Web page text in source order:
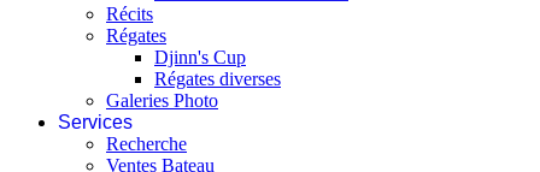
Récits
Régates
Djinn's Cup
Régates diverses
Galeries Photo
Services
Recherche
Ventes Bateau